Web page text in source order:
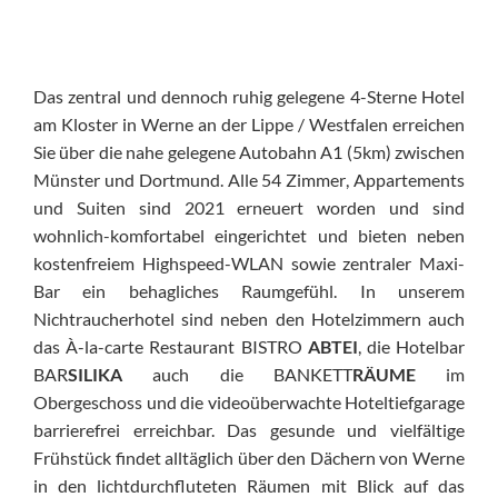
Daszentral und dennoch ruhig gelegene 4-Sterne Hotel
am Kloster in Werne an der Lippe / Westfalen erreichen
Sie über die nahe gelegene Autobahn A1 (5km) zwischen
Münster und Dortmund. Alle 54 Zimmer,Appartements
und Suiten sind 2021 erneuert worden und sind
wohnlich-komfortabel eingerichtet und bieten neben
kostenfreiem Highspeed-WLAN sowie zentraler Maxi-
Bar ein behagliches Raumgefühl. In unserem
Nichtraucherhotel sind neben den Hotelzimmern auch
dasÀ-la-carte Restaurant BISTRO ABTEI, die Hotelbar
BARSILIKA auch die BANKETTRÄUMEim
Obergeschoss und die videoüberwachte Hoteltiefgarage
barrierefrei erreichbar. Das gesunde und vielfältige
Frühstück findet alltäglich über den Dächern von Werne
in den lichtdurchfluteten Räumen mit Blick auf das